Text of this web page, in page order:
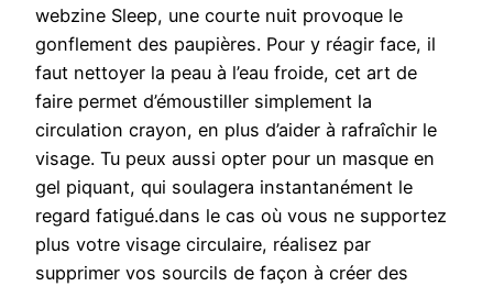
webzine Sleep, une courte nuit provoque le
gonflement des paupières. Pour y réagir face, il
faut nettoyer la peau à l’eau froide, cet art de
faire permet d’émoustiller simplement la
circulation crayon, en plus d’aider à rafraîchir le
visage. Tu peux aussi opter pour un masque en
gel piquant, qui soulagera instantanément le
regard fatigué.dans le cas où vous ne supportez
plus votre visage circulaire, réalisez par
supprimer vos sourcils de façon à créer des